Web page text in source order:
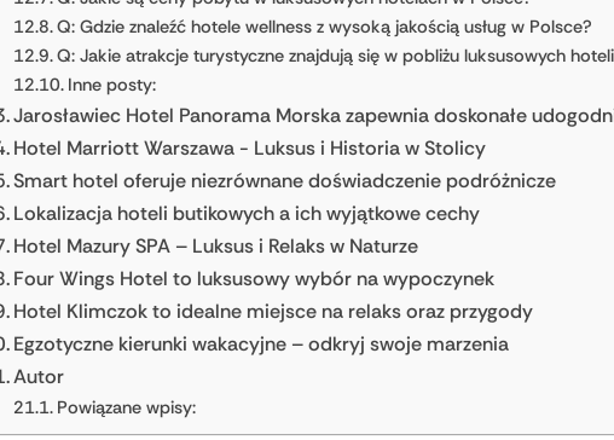
Q: Gdzie znaleźć hotele wellness z wysoką jakością usług w Polsce?
Q: Jakie atrakcje turystyczne znajdują się w pobliżu luksusowych
Inne posty:
Jarosławiec Hotel Panorama Morska zapewnia doskonałe
Hotel Marriott Warszawa - Luksus i Historia w Stolicy
Smart hotel oferuje niezrównane doświadczenie podróżnicze
Lokalizacja hoteli butikowych a ich wyjątkowe cechy
Hotel Mazury SPA – Luksus i Relaks w Naturze
Four Wings Hotel to luksusowy wybór na wypoczynek
Hotel Klimczok to idealne miejsce na relaks oraz przygody
Egzotyczne kierunki wakacyjne – odkryj swoje marzenia
Autor
Powiązane wpisy: